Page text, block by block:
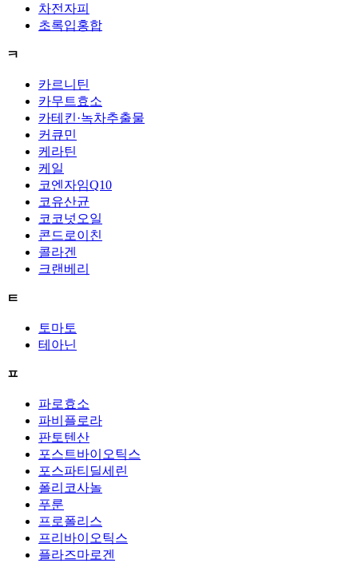
차전자피
초록입홍합
ㅋ
카르니틴
카무트효소
카테킨·녹차추출물
커큐민
케라틴
케일
코엔자임Q10
코유산균
코코넛오일
콘드로이친
콜라겐
크랜베리
ㅌ
토마토
테아닌
ㅍ
파로효소
파비플로라
판토텐산
포스트바이오틱스
포스파티딜세린
폴리코사놀
푸룬
프로폴리스
프리바이오틱스
플라즈마로겐